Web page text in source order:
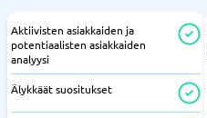
Aktiivisten asiakkaiden ja
potentiaalisten asiakkaiden
analyysi
Älykkäät suositukset